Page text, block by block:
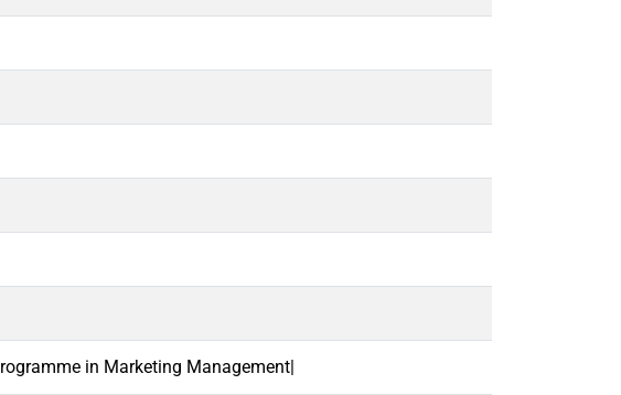
in Marketing Management|